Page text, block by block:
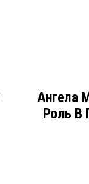
Ангела
Роль В